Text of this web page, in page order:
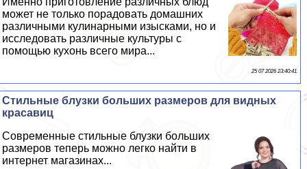
может не только порадовать домашних
различными кулинарными изысками, но и
исследовать различные культуры с
помощью кухонь всего мира...
25 07 2026 23:40:41
Стильные блузки больших размеров для видных
красавиц
Современные стильные блузки больших
размеров теперь можно легко найти в
интернет магазинах...